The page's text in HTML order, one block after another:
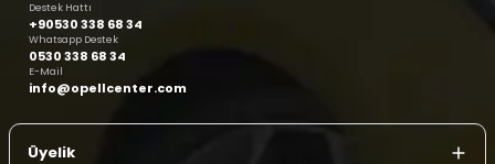
Destek Hattı
+90530 338 68 34
Whatsapp Destek
0530 338 68 34
E-Mail
info@opellcenter.com
Üyelik